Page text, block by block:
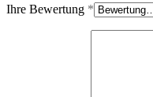
Ihre Bewertung *